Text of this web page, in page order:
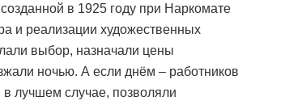
в 1925 году при Наркомате
и реализации художественных
выбор, назначали цены
ночью. А если днём – работников
лучшем случае, позволяли